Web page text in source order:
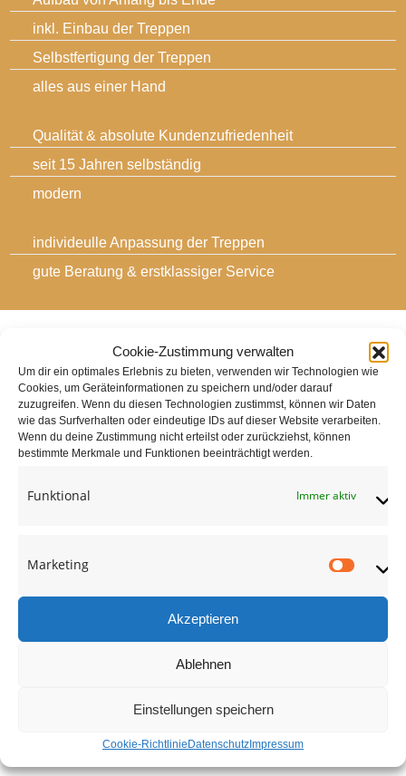
Cookie-Zustimmung verwalten
Um dir ein optimales Erlebnis zu bieten, verwenden wir Technologien wie
Cookies, um Geräteinformationen zu speichern und/oder darauf
zuzugreifen. Wenn du diesen Technologien zustimmst, können wir Daten
wie das Surfverhalten oder eindeutige IDs auf dieser Website verarbeiten.
Wenn du deine Zustimmung nicht erteilst oder zurückziehst, können
bestimmte Merkmale und Funktionen beeinträchtigt werden.
Funktional Immer aktiv
Marketing
Akzeptieren
Ablehnen
Einstellungen speichern
Cookie-RichtlinieDatenschutzImpressum
inkl. Einbau der Treppen
Selbstfertigung der Treppen
alles aus einer Hand
Qualität & absolute Kundenzufriedenheit
seit 15 Jahren selbständig
modern
individeulle Anpassung der Treppen
gute Beratung & erstklassiger Service
Spartreppe aus Buche
adocom_Webservice 28 Aug. , 2017